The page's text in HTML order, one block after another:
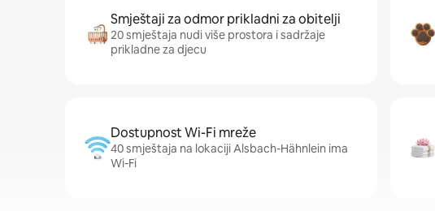
Smještaji za odmor prikladni za obitelji
20 smještaja nudi više prostora i sadržaje
prikladne za djecu
Dostupnost Wi-Fi mreže
40 smještaja na lokaciji Alsbach-Hähnlein ima
Wi-Fi